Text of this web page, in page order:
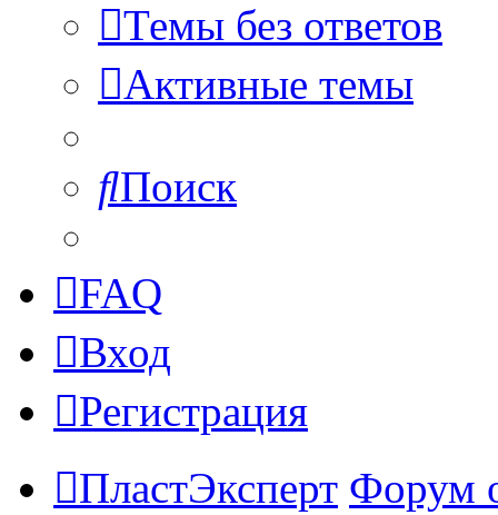
Темы без ответов
Активные темы
Поиск
FAQ
Вход
Регистрация
ПластЭксперт Форум